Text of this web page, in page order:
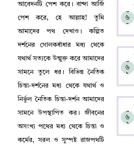
আবেদনটি পেশ করে । বান্দা আর্জি
পেশ করে,হে আল্লাহ! তুমি
আমাদের পথ দেখাও।কল্পিত
দর্শনের গোলকধাঁধার মধ্য থেকে
যথার্থ সত্যকে উন্মুক্ত করে আমাদের
সামনে তুলে ধর।বিভিন্ন নৈতিক
চিন্তা-দর্শনের মধ্য থেকে যথার্থ ও
নির্ভুল নৈতিক চিন্তা-দর্শন আমাদের
সামনে উপস্থাপিত কর।জীবনের
অসংখ্য পথের মধ্য থেকে চিন্তা ও
কর্মের,সরল ও সুস্পষ্ট রাজপথটি
০
৬
০
০
৬
১
০
৬
২